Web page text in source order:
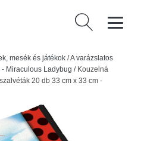
Keresés:
mesék és játékok /A varázslatos
Miraculous Ladybug / Kouzelná
20 db 33 cm x 33 cm -